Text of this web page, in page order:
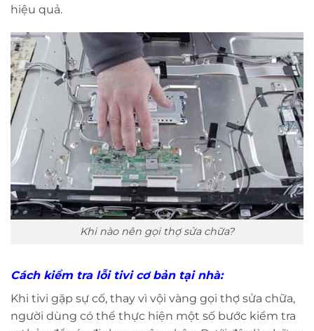
hiệu quả.
Khi nào nên gọi thợ sửa chữa?
Cách kiểm tra lỗi tivi cơ bản tại nhà:
Khi tivi gặp sự cố, thay vì vội vàng gọi thợ sửa chữa,
người dùng có thể thực hiện một số bước kiểm tra